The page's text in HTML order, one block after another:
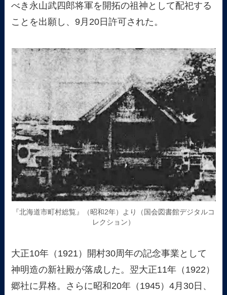
べき永山武四郎将軍を開拓の祖神として配祀する
ことを出願し、9月20日許可された。
『北海道市町村総覧』（昭和2年）より（国会図書館デジタルコ
レクション）
大正10年（1921）開村30周年の記念事業として
神明造の新社殿が落成した。翌大正11年（1922）
郷社に昇格。さらに昭和20年（1945）4月30日、